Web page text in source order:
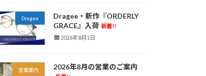
Dragee
Dragee・新作『ORDERLY
GRACE』入荷 新着!!
2026年8月1日
営業案内 2026年8月の営業のご案内